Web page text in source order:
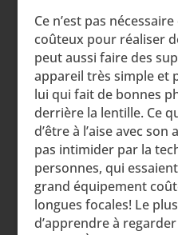
Ce n’est pas
coûteux pour réaliser
peut aussi faire des
appareil très simple et
lui qui fait de bonnes
derrière la lentille. Ce
d’être à l’aise avec
pas intimider par la
personnes, qui
grand équipement
longues focales! Le
d’apprendre à